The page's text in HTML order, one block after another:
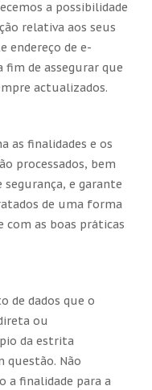
a possibilidade
relativa aos seus
endereço de e-
fim de assegurar que
actualizados.
as finalidades e os
processados, bem
segurança, e garante
de uma forma
as boas práticas
de dados que o
ou
da estrita
questão. Não
a finalidade para a